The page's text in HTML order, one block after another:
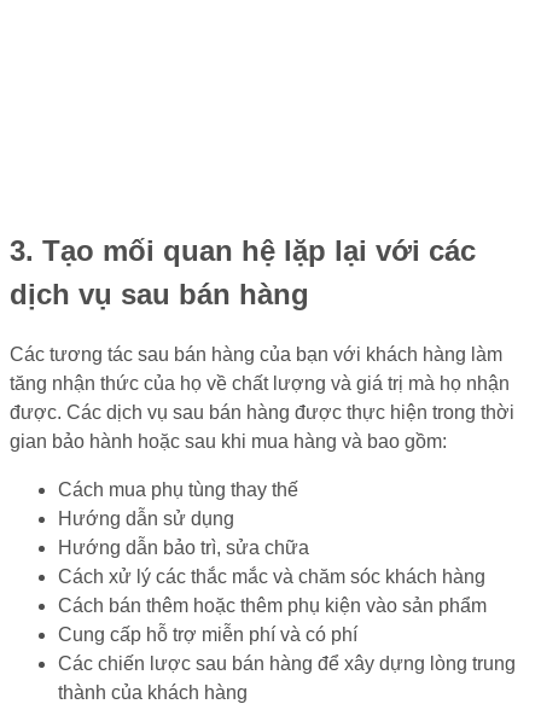
3. Tạo mối quan hệ lặp lại với các
dịch vụ sau bán hàng
Các tương tác sau bán hàng của bạn với khách hàng làm
tăng nhận thức của họ về chất lượng và giá trị mà họ nhận
được. Các dịch vụ sau bán hàng được thực hiện trong thời
gian bảo hành hoặc sau khi mua hàng và bao gồm:
Cách mua phụ tùng thay thế
Hướng dẫn sử dụng
Hướng dẫn bảo trì, sửa chữa
Cách xử lý các thắc mắc và chăm sóc khách hàng
Cách bán thêm hoặc thêm phụ kiện vào sản phẩm
Cung cấp hỗ trợ miễn phí và có phí
Các chiến lược sau bán hàng để xây dựng lòng trung
thành của khách hàng